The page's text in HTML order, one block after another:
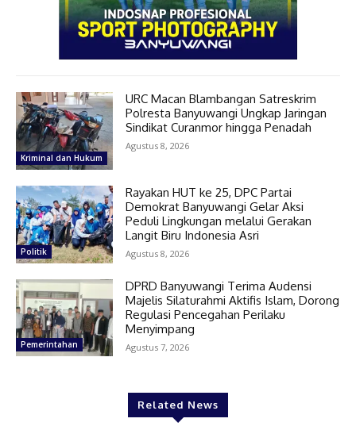
Kriminal dan Hukum
URC Macan Blambangan Satreskrim
Polresta Banyuwangi Ungkap Jaringan
Sindikat Curanmor hingga Penadah
Agustus 8, 2026
Politik
Rayakan HUT ke 25, DPC Partai
Demokrat Banyuwangi Gelar Aksi
Peduli Lingkungan melalui Gerakan
Langit Biru Indonesia Asri
Agustus 8, 2026
Pemerintahan
DPRD Banyuwangi Terima Audensi
Majelis Silaturahmi Aktifis Islam, Dorong
Regulasi Pencegahan Perilaku
Menyimpang
Agustus 7, 2026
Related News